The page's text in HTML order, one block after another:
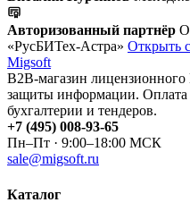
Авторизованный партнёр
«РусБИТех-Астра» Открыть
Migsoft
B2B-магазин
защиты информации. Оплата
бухгалтерии и тендеров.
+7 (495) 008-93-65
Пн–Пт · 9:00–18:00 МСК
sale@migsoft.ru
Каталог